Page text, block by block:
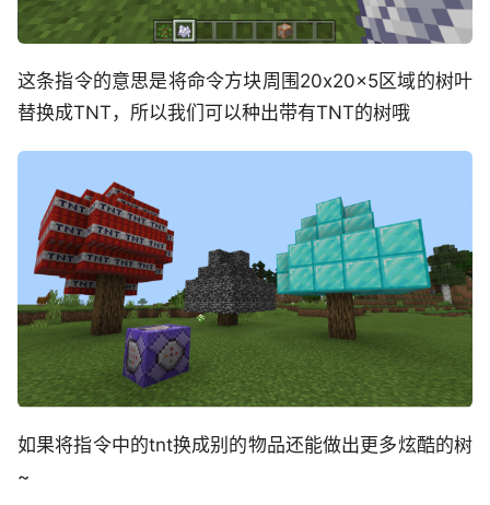
这条指令的意思是将命令方块周围20x20x5区域的树叶
替换成TNT，所以我们可以种出带有TNT的树哦
如果将指令中的tnt换成别的物品还能做出更多炫酷的树
~